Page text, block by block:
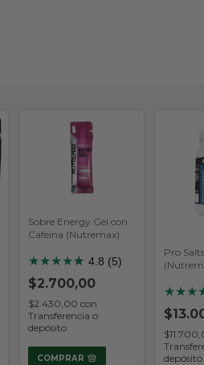
Sobre Energy Gel con
Cafeina (Nutremax)
★★★★★
★ 4.8 (5)
$2.700,00
$2.430,00 con
Transferencia o
depósito
COMPRAR
Pro
★★★
depósito